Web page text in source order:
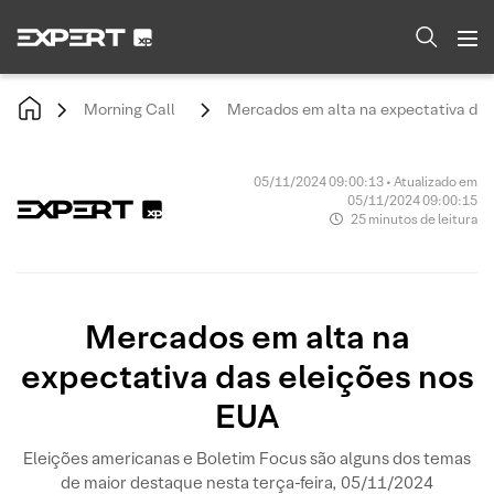
Morning Call Mercados em alta na expectativa
05/11/2024 09:00:13 • Atualizado em
05/11/2024 09:00:15
25 minutos de leitura
Mercados em alta na
expectativa das eleições nos
EUA
Eleições americanas e Boletim Focus são alguns dos temas
de maior destaque nesta terça-feira, 05/11/2024